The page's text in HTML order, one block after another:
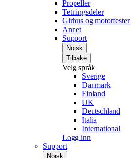
Propeller
Tetningsdeler
Girhus og motorfester
Annet
Support
Norsk
Tilbake
Velg språk
Sverige
Danmark
Finland
UK
Deutschland
Italia
International
Logg inn
Support
Norsk